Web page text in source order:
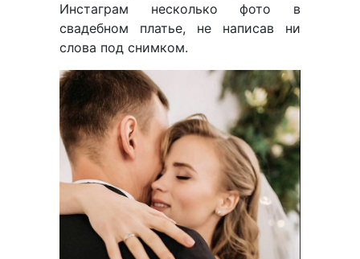
Инстаграм несколько фото в
свадебном платье, не написав ни
слова под снимком.